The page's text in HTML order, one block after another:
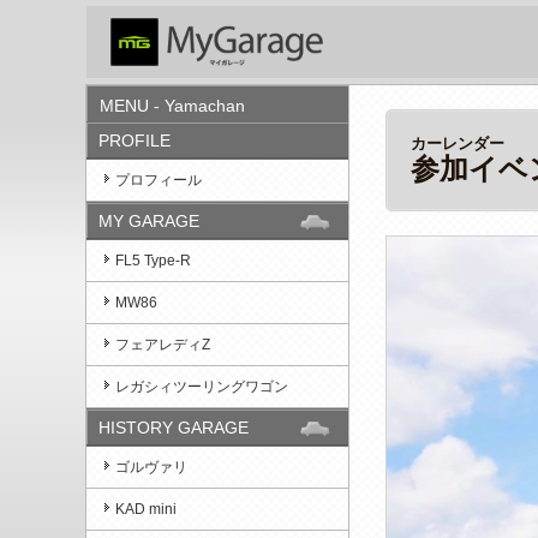
MENU - Yamachan
PROFILE
プロフィール
MY GARAGE
FL5 Type-R
MW86
フェアレディZ
レガシィツーリングワゴン
HISTORY GARAGE
ゴルヴァリ
KAD mini
カーレンダー
参加イベ